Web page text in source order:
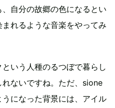
自分の故郷の色になるとい
れるような音楽をやってみ
いう人種のるつぼで暮らし
ないですね。ただ、sione
になった背景には、アイル